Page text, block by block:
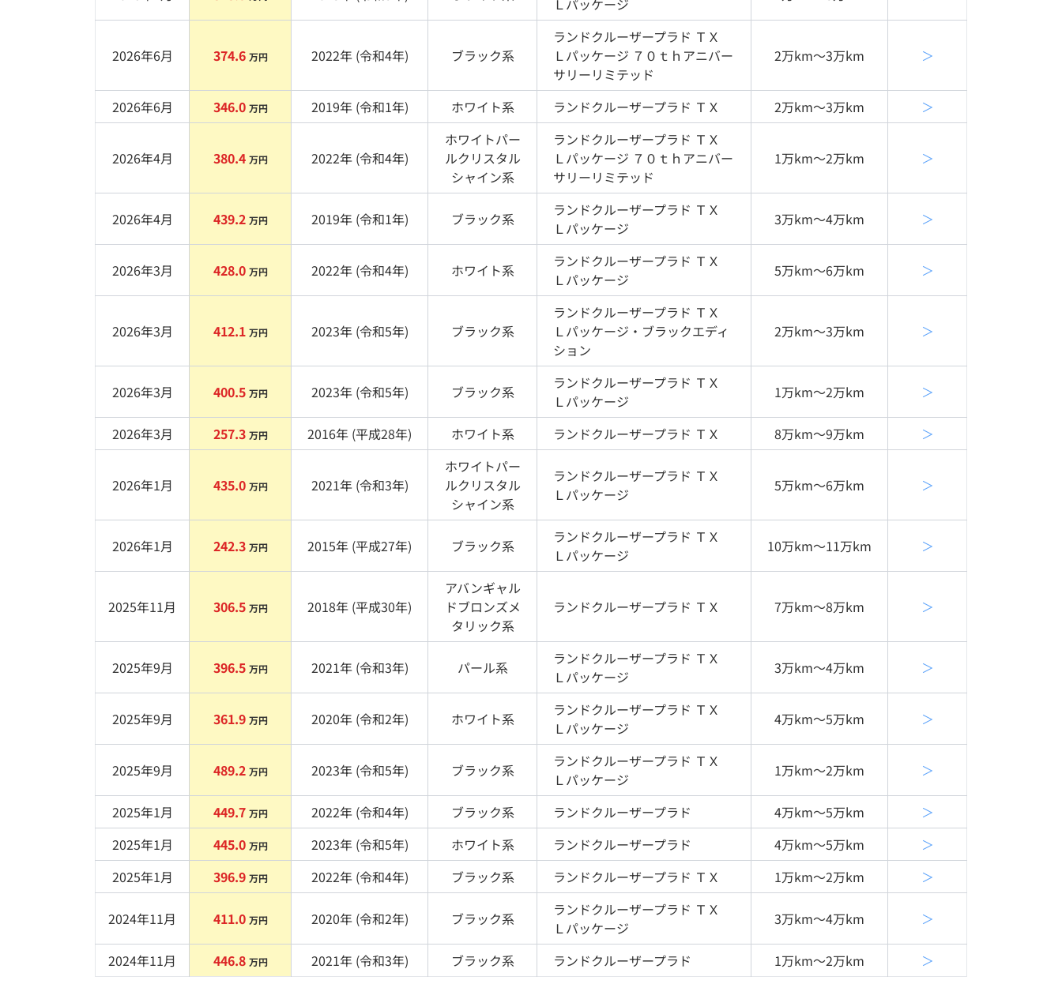
Ｌパッケージ
2026年6月 374.6 万円 2022年 (令和4年) ブラック系
ランドクルーザープラド ＴＸ
Ｌパッケージ ７０ｔｈアニバー
サリーリミテッド
2万km〜3万km ＞
2026年6月 346.0 万円 2019年 (令和1年) ホワイト系 ランドクルーザープラド ＴＸ 2万km〜3万km ＞
2026年4月 380.4 万円 2022年 (令和4年)
ホワイトパー
ルクリスタル
シャイン系
ランドクルーザープラド ＴＸ
Ｌパッケージ ７０ｔｈアニバー
サリーリミテッド
1万km〜2万km ＞
2026年4月 439.2 万円 2019年 (令和1年) ブラック系 ランドクルーザープラド ＴＸ
Ｌパッケージ
3万km〜4万km ＞
2026年3月 428.0 万円 2022年 (令和4年) ホワイト系 ランドクルーザープラド ＴＸ
Ｌパッケージ
5万km〜6万km ＞
2026年3月 412.1 万円 2023年 (令和5年) ブラック系
ランドクルーザープラド ＴＸ
Ｌパッケージ・ブラックエディ
ション
2万km〜3万km ＞
2026年3月 400.5 万円 2023年 (令和5年) ブラック系 ランドクルーザープラド ＴＸ
Ｌパッケージ
1万km〜2万km ＞
2026年3月 257.3 万円 2016年 (平成28年) ホワイト系 ランドクルーザープラド ＴＸ 8万km〜9万km ＞
2026年1月 435.0 万円 2021年 (令和3年)
ホワイトパー
ルクリスタル
シャイン系
ランドクルーザープラド ＴＸ
Ｌパッケージ
5万km〜6万km ＞
2026年1月 242.3 万円 2015年 (平成27年) ブラック系 ランドクルーザープラド ＴＸ
Ｌパッケージ
10万km〜11万km ＞
2025年11月 306.5 万円 2018年 (平成30年)
アバンギャル
ドブロンズメ
タリック系
ランドクルーザープラド ＴＸ 7万km〜8万km ＞
2025年9月 396.5 万円 2021年 (令和3年) パール系 ランドクルーザープラド ＴＸ
Ｌパッケージ
3万km〜4万km ＞
2025年9月 361.9 万円 2020年 (令和2年) ホワイト系 ランドクルーザープラド ＴＸ
Ｌパッケージ
4万km〜5万km ＞
2025年9月 489.2 万円 2023年 (令和5年) ブラック系 ランドクルーザープラド ＴＸ
Ｌパッケージ
1万km〜2万km ＞
2025年1月 449.7 万円 2022年 (令和4年) ブラック系 ランドクルーザープラド 4万km〜5万km
＞
2025年1月
445.0 万円 2023年 (令和5年) ホワイト系 ランドクルーザープラド 4万km〜5万km
＞
2025年1月
396.9 万円 2022年 (令和4年) ブラック系 ランドクルーザープラド ＴＸ 1万km〜2万km ＞
2024年11月 411.0 万円 2020年 (令和2年) ブラック系 ランドクルーザープラド ＴＸ
Ｌパッケージ
3万km〜4万km ＞
2024年11月 446.8 万円 2021年 (令和3年) ブラック系 ランドクルーザープラド 1万km〜2万km ＞